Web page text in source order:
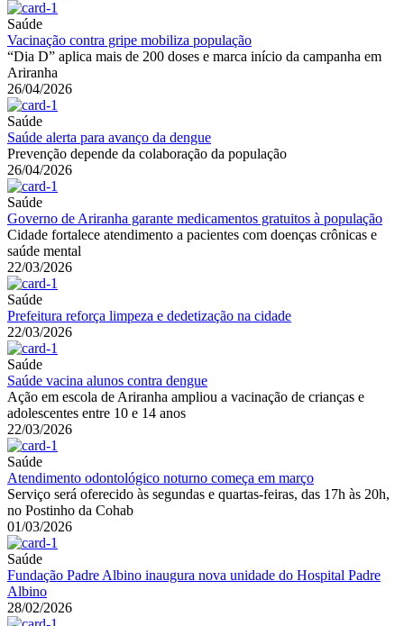
Saúde
Vacinação contra gripe mobiliza população
“Dia D” aplica mais de 200 doses e marca início da campanha em
Ariranha
26/04/2026
Saúde
Saúde alerta para avanço da dengue
Prevenção depende da colaboração da população
26/04/2026
Saúde
Governo de Ariranha garante medicamentos gratuitos à população
Cidade fortalece atendimento a pacientes com doenças crônicas e
saúde mental
22/03/2026
Saúde
Prefeitura reforça limpeza e dedetização na cidade
22/03/2026
Saúde
Saúde vacina alunos contra dengue
Ação em escola de Ariranha ampliou a vacinação de crianças e
adolescentes entre 10 e 14 anos
22/03/2026
Saúde
Atendimento odontológico noturno começa em março
Serviço será oferecido às segundas e quartas-feiras, das 17h às 20h,
no Postinho da Cohab
01/03/2026
Saúde
Fundação Padre Albino inaugura nova unidade do Hospital Padre
Albino
28/02/2026